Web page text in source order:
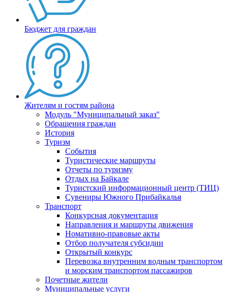
Бюджет для граждан
Жителям и гостям района
Модуль "Муниципальный заказ"
Обращения граждан
История
Туризм
События
Туристические маршруты
Отчеты по туризму
Отдых на Байкале
Туристский информационный центр (ТИЦ)
Сувениры Южного Прибайкалья
Транспорт
Конкурсная документация
Направления и маршруты движения
Номативно-правовые акты
Отбор получателя субсидии
Открытый конкурс
Перевозка внутренним водным транспортом
и морским транспортом пассажиров
Почетные жители
Муниципальные услуги